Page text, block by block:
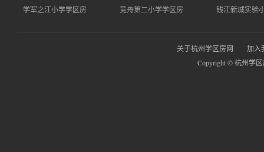
学军之江小学学区房 竞舟第二小学学区房 钱江新城实验
关于杭州学区房网
加入
Copyright © 杭州学